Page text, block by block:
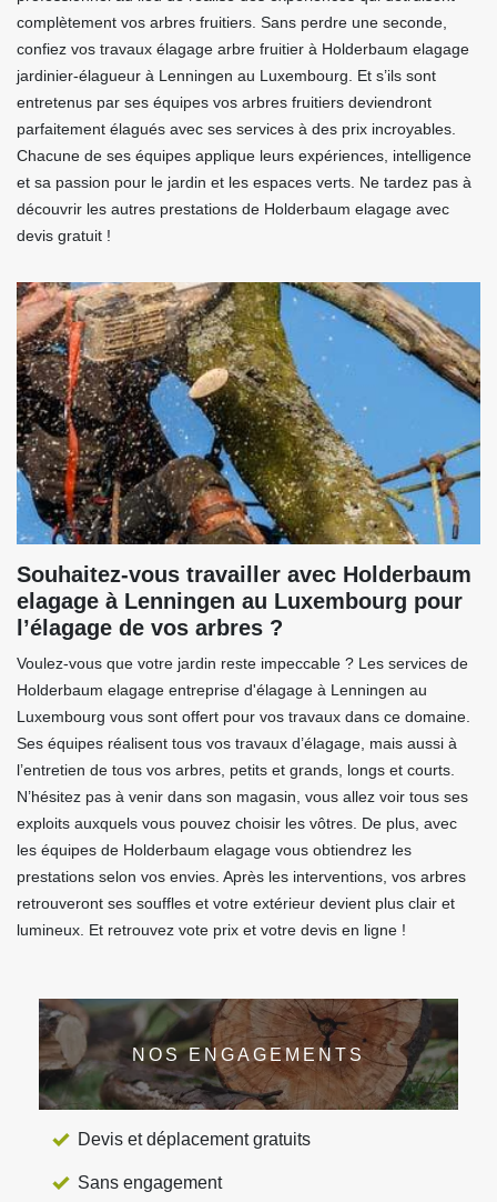
complètement vos arbres fruitiers. Sans perdre une seconde,
confiez vos travaux élagage arbre fruitier à Holderbaum elagage
jardinier-élagueur à Lenningen au Luxembourg. Et s’ils sont
entretenus par ses équipes vos arbres fruitiers deviendront
parfaitement élagués avec ses services à des prix incroyables.
Chacune de ses équipes applique leurs expériences, intelligence
et sa passion pour le jardin et les espaces verts. Ne tardez pas à
découvrir les autres prestations de Holderbaum elagage avec
devis gratuit !
Souhaitez-vous travailler avec Holderbaum
elagage à Lenningen au Luxembourg pour
l’élagage de vos arbres ?
Voulez-vous que votre jardin reste impeccable ? Les services de
Holderbaum elagage entreprise d'élagage à Lenningen au
Luxembourg vous sont offert pour vos travaux dans ce domaine.
Ses équipes réalisent tous vos travaux d’élagage, mais aussi à
l’entretien de tous vos arbres, petits et grands, longs et courts.
N’hésitez pas à venir dans son magasin, vous allez voir tous ses
exploits auxquels vous pouvez choisir les vôtres. De plus, avec
les équipes de Holderbaum elagage vous obtiendrez les
prestations selon vos envies. Après les interventions, vos arbres
retrouveront ses souffles et votre extérieur devient plus clair et
lumineux. Et retrouvez vote prix et votre devis en ligne !
NOS ENGAGEMENTS
Devis et déplacement gratuits
Sans engagement